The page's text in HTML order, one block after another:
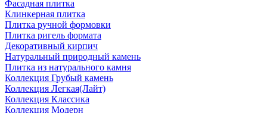
Фасадная плитка
Клинкерная плитка
Плитка ручной формовки
Плитка ригель формата
Декоративный кирпич
Натуральный природный камень
Плитка из натурального камня
Коллекция Грубый камень
Коллекция Легкая(Лайт)
Коллекция Классика
Коллекция Модерн